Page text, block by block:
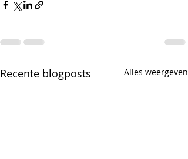
Recente blogposts Alles weergeven